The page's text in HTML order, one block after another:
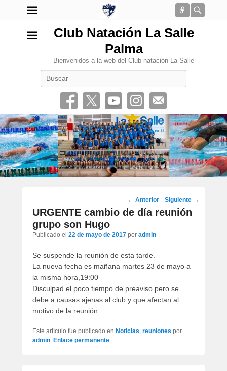
Conectar
Club Natación La Salle
Palma
Bienvenidos a la web del Club natación La Salle
•
Navegación
por
artículos
← Anterior Siguiente →
URGENTE cambio de día reunión
grupo son Hugo
Publicado el 22 de mayo de 2017 por admin
Se suspende la reunión de esta tarde.
La nueva fecha es mañana martes 23 de mayo a
la misma hora,19:00
Disculpad el poco tiempo de preaviso pero se
debe a causas ajenas al club y que afectan al
motivo de la reunión.
Este artículo fue publicado en Noticias, reuniones por
admin. Enlace permanente.